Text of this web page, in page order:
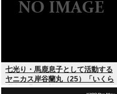
七光り・馬鹿息子として活動する
ヤニカス岸谷蘭丸（25）「いくら
税金を我々が払ってるんだと」